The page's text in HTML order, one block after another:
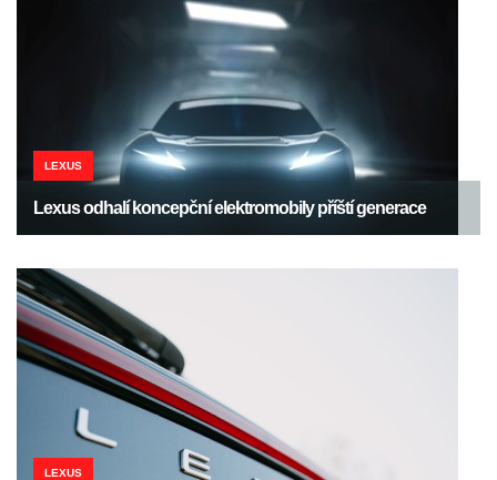
LEXUS
Lexus odhalí koncepční elektromobily příští generace
LEXUS